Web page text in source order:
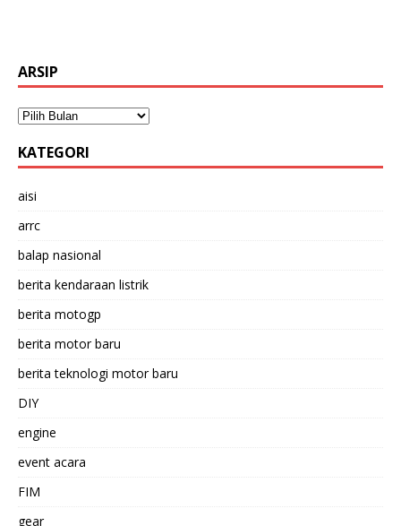
ARSIP
KATEGORI
aisi
arrc
balap nasional
berita kendaraan listrik
berita motogp
berita motor baru
berita teknologi motor baru
DIY
engine
event acara
FIM
gear